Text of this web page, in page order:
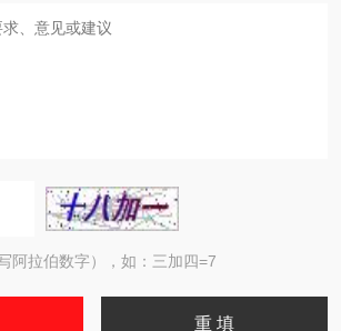
阿拉伯数字），如：三加四=7